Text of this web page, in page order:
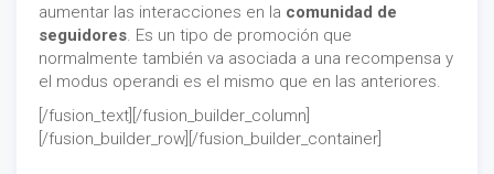
aumentar las interacciones en la comunidad de
seguidores. Es un tipo de promoción que
normalmente también va asociada a una recompensa y
el modus operandi es el mismo que en las anteriores.
[/fusion_text][/fusion_builder_column]
[/fusion_builder_row][/fusion_builder_container]